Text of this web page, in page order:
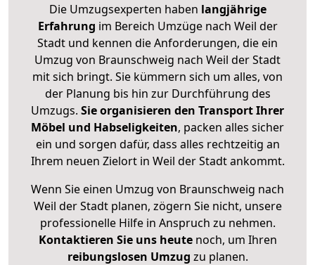
Die Umzugsexperten haben langjährige
Erfahrung im Bereich Umzüge nach Weil der
Stadt und kennen die Anforderungen, die ein
Umzug von Braunschweig nach Weil der Stadt
mit sich bringt. Sie kümmern sich um alles, von
der Planung bis hin zur Durchführung des
Umzugs. Sie organisieren den Transport Ihrer
Möbel und Habseligkeiten, packen alles sicher
ein und sorgen dafür, dass alles rechtzeitig an
Ihrem neuen Zielort in Weil der Stadt ankommt.
Wenn Sie einen Umzug von Braunschweig nach
Weil der Stadt planen, zögern Sie nicht, unsere
professionelle Hilfe in Anspruch zu nehmen.
Kontaktieren Sie uns heutenoch, um Ihren
reibungslosen Umzug zu planen.